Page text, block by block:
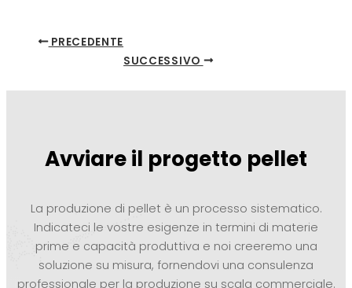
PRECEDENTE
SUCCESSIVO
Avviare il progetto pellet
La produzione di pellet è un processo sistematico.
Indicateci le vostre esigenze in termini di materie
prime e capacità produttiva e noi creeremo una
soluzione su misura, fornendovi una consulenza
professionale per la produzione su scala commerciale.